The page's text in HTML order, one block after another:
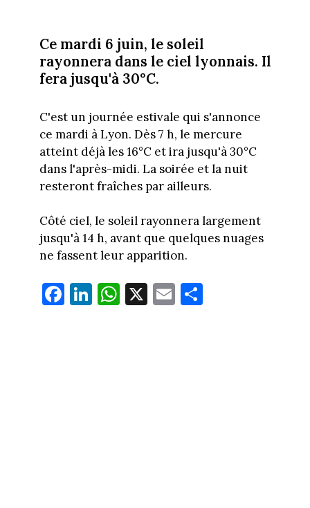
Ce mardi 6 juin, le soleil
rayonnera dans le ciel lyonnais. Il
fera jusqu'à 30°C.
C'est un journée estivale qui s'annonce
ce mardi à Lyon. Dès 7 h, le mercure
atteint déjà les 16°C et ira jusqu'à 30°C
dans l'après-midi. La soirée et la nuit
resteront fraîches par ailleurs.
Côté ciel, le soleil rayonnera largement
jusqu'à 14 h, avant que quelques nuages
ne fassent leur apparition.
Fa
ce
Li
nk
W
ha
X E
m
Pa
rt